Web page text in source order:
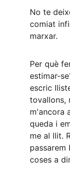
No te
comiat
marxar.
Per què
estimar-
escric
tovallons,
m'ancora
queda i
me al llit.
passarem
coses a